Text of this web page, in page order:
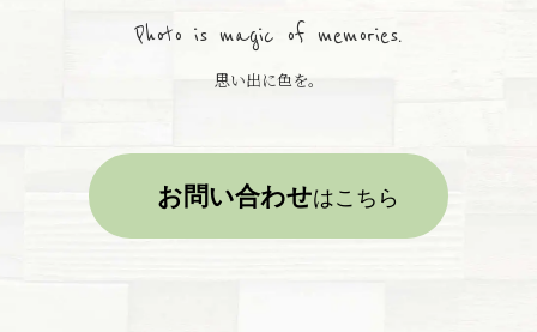
Photo is magic of memories.
思い出に色を。
お問い合わせはこちら